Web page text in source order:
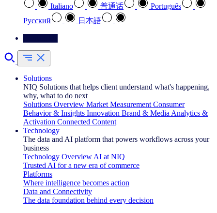
Italiano
普通话
Português
Pусский
日本語
Solutions
NIQ Solutions that helps client understand what's happening,
why, what to do next
Solutions Overview Market Measurement Consumer
Behavior & Insights Innovation Brand & Media Analytics &
Activation Connected Content
Technology
The data and AI platform that powers workflows across your
business
Technology Overview AI at NIQ
Trusted AI for a new era of commerce
Platforms
Where intelligence becomes action
Data and Connectivity
The data foundation behind every decision